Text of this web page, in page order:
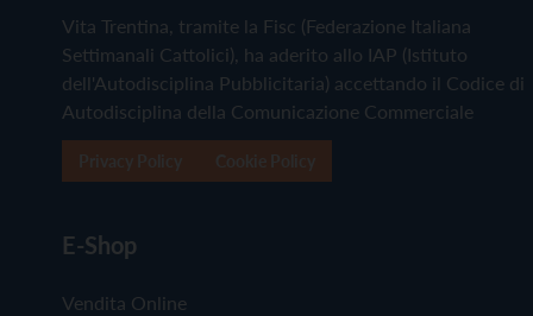
Vita Trentina, tramite la Fisc (Federazione Italiana
Settimanali Cattolici), ha aderito allo IAP (Istituto
dell'Autodisciplina Pubblicitaria) accettando il Codice di
Autodisciplina della Comunicazione Commerciale
E-Shop
Vendita Online